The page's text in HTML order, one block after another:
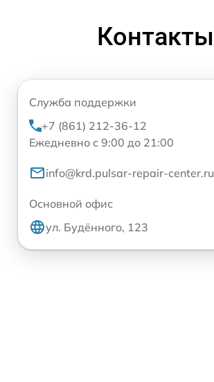
Контакты
Служба поддержки
+7 (861) 212-36-12
Ежедневно с 9:00 до 21:00
info@krd.pulsar-repair-center.ru
Основной офис
ул. Будённого, 123